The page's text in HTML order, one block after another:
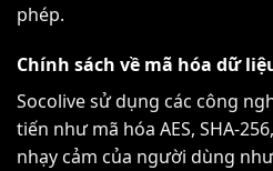
phép.
Chính sách về mã hóa dữ
Socolive sử dụng các công
tiến như mã hóa AES, SHA-
nhạy cảm của người dùng